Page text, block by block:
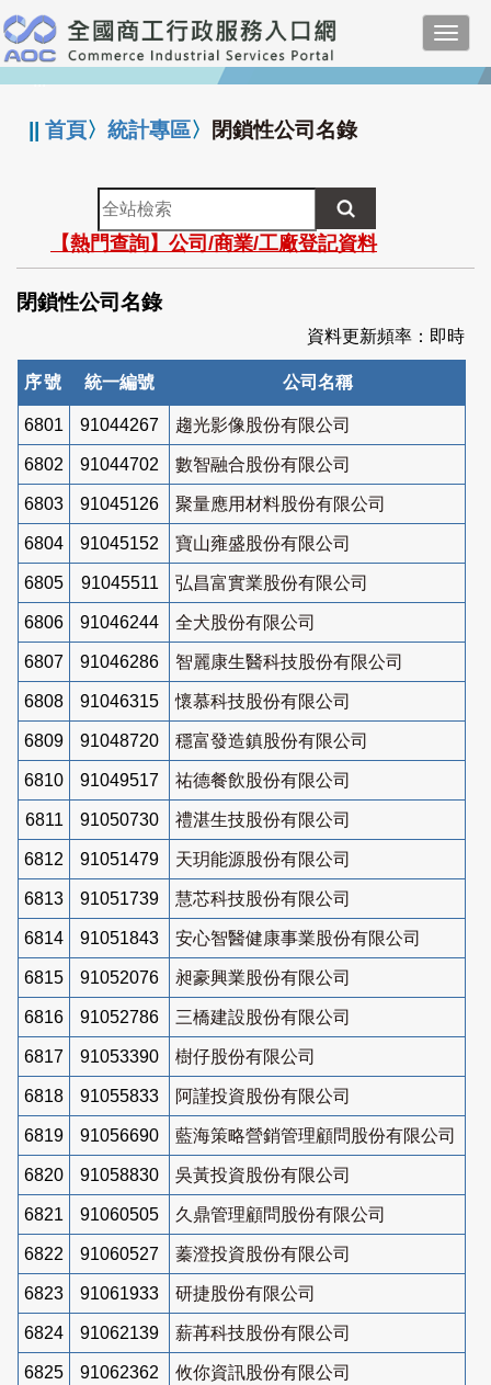
跳
到
主
要
:::
||首頁〉統計專區〉 閉鎖性公司名錄
全
站
檢
索
【熱門查詢】公司/商業/工廠登記資料
閉鎖性公司名錄
資料更新頻率：即時
序號 統一編號 公司名稱
6801 91044267 趨光影像股份有限公司
6802 91044702 數智融合股份有限公司
6803 91045126 聚量應用材料股份有限公司
6804 91045152 寶山雍盛股份有限公司
6805 91045511 弘昌富實業股份有限公司
6806 91046244 全犬股份有限公司
6807 91046286 智麗康生醫科技股份有限公司
6808 91046315 懷慕科技股份有限公司
6809 91048720 穩富發造鎮股份有限公司
6810 91049517 祐德餐飲股份有限公司
6811 91050730 禮湛生技股份有限公司
6812 91051479 天玥能源股份有限公司
6813 91051739 慧芯科技股份有限公司
6814 91051843 安心智醫健康事業股份有限公司
6815 91052076 昶豪興業股份有限公司
6816 91052786 三橋建設股份有限公司
6817 91053390 樹仔股份有限公司
6818 91055833 阿謹投資股份有限公司
6819 91056690 藍海策略營銷管理顧問股份有限公司
6820 91058830 吳黃投資股份有限公司
6821 91060505 久鼎管理顧問股份有限公司
6822 91060527 蓁澄投資股份有限公司
6823 91061933 研捷股份有限公司
6824 91062139 薪苒科技股份有限公司
6825 91062362 攸你資訊股份有限公司